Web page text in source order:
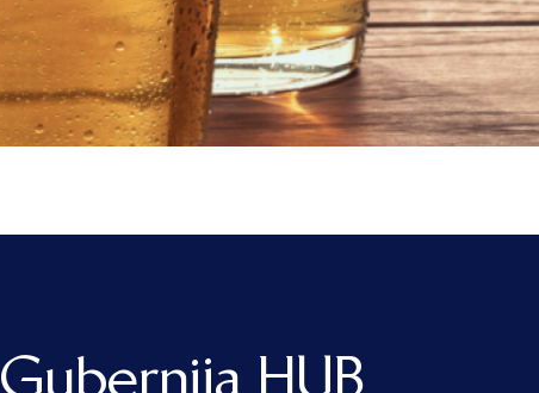
Gubernija HUB